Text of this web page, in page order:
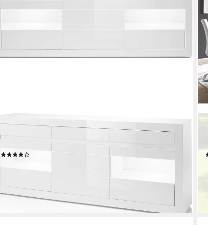
HOME AFFAIRE
Sideboard Carat, Breite 217 cm, wird mit zwei Leisten
angeliefert, 1 x grau, 1 x weiss
lieferbar - in 9-11 Werktagen bei dir